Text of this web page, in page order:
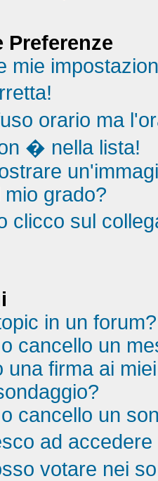
Preferenze
mie
orario ma
� nella lista!
grado?
sul
in un forum?
cancello un
una firma ai
cancello un
ad accedere
votare nei